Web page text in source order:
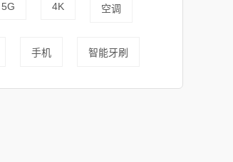
5G 4K 空调
手机 智能牙刷